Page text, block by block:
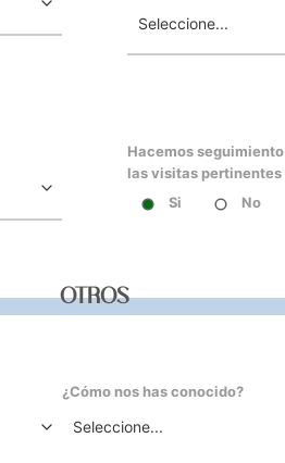
Hacemos
las visitas pertinentes
Si
No
OTROS
¿Cómo nos has conocido?